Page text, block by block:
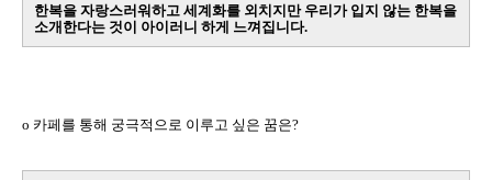
한복을 자랑스러워하고 세계화를 외치지만 우리가 입지 않는 한복을
소개한다는 것이 아이러니 하게 느껴집니다.
o 카페를 통해 궁극적으로 이루고 싶은 꿈은?